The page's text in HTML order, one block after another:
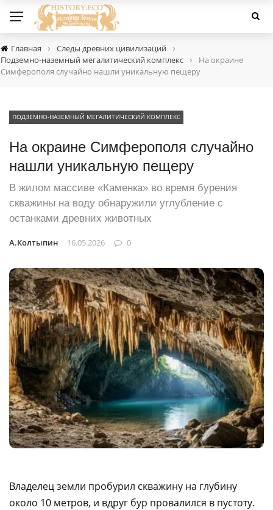
Главная › Следы древних цивилизаций ›
Подземно-наземный мегалитический комплекс ›
На окраине
Симферополя случайно нашли уникальную пещеру
ПОДЗЕМНО-НАЗЕМНЫЙ МЕГАЛИТИЧЕСКИЙ КОМПЛЕКС
На окраине Симферополя случайно
нашли уникальную пещеру
В жилом массиве «Каменка» во время бурения
скважины на воду обнаружили углубление с
останками древних животных
А.Колтыпин 16.05.2026 0
Владелец земли пробурил скважину на глубину
около 10 метров, и вдруг бур провалился в пустоту.